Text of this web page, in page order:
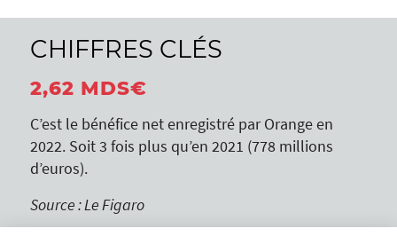
CHIFFRES CLÉS
2,62 MDS€
C’est le bénéfice net enregistré par Orange en
2022. Soit 3 fois plus qu’en 2021 (778 millions
d’euros).
Source : Le Figaro